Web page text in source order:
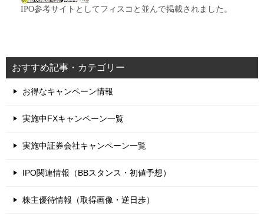
IPO参考サイトとしてフィスコと並んで掲載されました。
おすすめ記事・カテゴリー
お得なキャンペーン情報
実施中FXキャンペーン一覧
実施中証券会社キャンペーン一覧
IPO関連情報（BBスタンス・初値予想）
株主優待情報（取得画像・逆日歩）